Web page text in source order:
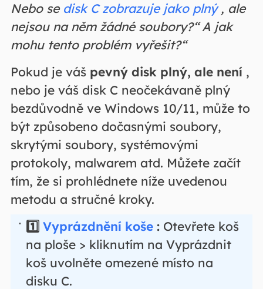
Nebo se disk C zobrazuje jako plný, ale
nejsou na něm žádné soubory?“ A jak
mohu tento problém vyřešit?“
Pokud je váš pevný disk plný, ale není ,
nebo je váš disk C neočekávaně plný
bezdůvodně ve Windows 10/11, může to
být způsobeno dočasnými soubory,
skrytými soubory, systémovými
protokoly, malwarem atd. Můžete začít
tím, že si prohlédnete níže uvedenou
metodu a stručné kroky.
1️⃣Vyprázdnění koše : Otevřete koš
na ploše > kliknutím na Vyprázdnit
koš uvolněte omezené místo na
disku C.